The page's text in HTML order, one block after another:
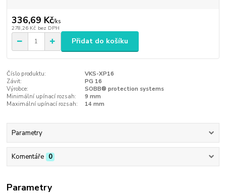
336,69 Kč/ks
278,26 Kč bez DPH
Přidat do košíku
Číslo produktu:
VKS-XP16
Závit:
PG 16
Výrobce:
SOBB® protection systems
Minimální upínací rozsah:
9 mm
Maximální upínací rozsah:
14 mm
Parametry
Komentáře 0
Parametry